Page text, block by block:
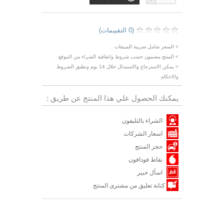
(0 التقييمات)
> السعر شامل ضريبة المبيعات
> المنتج مضمون حسب شروط واتفاقية الشراء من الموقع
> يمكن الاسترجاع والاستبدال خلال 14 يوم وتطبق الشروط
والاحكام
يمكنك الحصول علي هذا المنتج عن طريق :
الشراء بالتليفون
اسعار الشركات
حجز المنتج
نقاط فودافون
اسأل خبير
كتابة تعليق من مشترى المنتج